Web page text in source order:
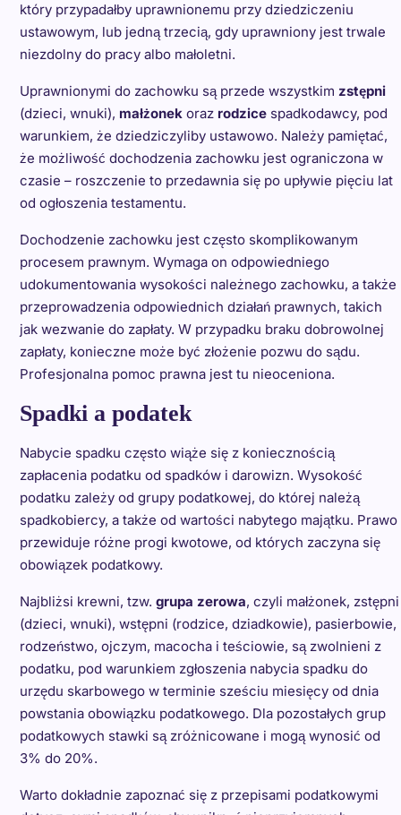
który przypadałby uprawnionemu przy dziedziczeniu
ustawowym, lub jedną trzecią, gdy uprawniony jest trwale
niezdolny do pracy albo małoletni.
Uprawnionymi do zachowku są przede wszystkim zstępni
(dzieci, wnuki), małżonekoraz rodzicespadkodawcy, pod
warunkiem, że dziedziczyliby ustawowo. Należy pamiętać,
że możliwość dochodzenia zachowku jest ograniczona w
czasie – roszczenie to przedawnia się po upływie pięciu lat
od ogłoszenia testamentu.
Dochodzenie zachowku jest często skomplikowanym
procesem prawnym. Wymaga on odpowiedniego
udokumentowania wysokości należnego zachowku, a także
przeprowadzenia odpowiednich działań prawnych, takich
jak wezwanie do zapłaty. W przypadku braku dobrowolnej
zapłaty, konieczne może być złożenie pozwu do sądu.
Profesjonalna pomoc prawna jest tu nieoceniona.
Spadki a podatek
Nabycie spadku często wiąże się z koniecznością
zapłacenia podatku od spadków i darowizn. Wysokość
podatku zależy od grupy podatkowej, do której należą
spadkobiercy, a także od wartości nabytego majątku. Prawo
przewiduje różne progi kwotowe, od których zaczyna się
obowiązek podatkowy.
Najbliżsi krewni, tzw. grupa zerowa, czyli małżonek, zstępni
(dzieci, wnuki), wstępni (rodzice, dziadkowie), pasierbowie,
rodzeństwo, ojczym, macocha i teściowie, są zwolnieni z
podatku, pod warunkiem zgłoszenia nabycia spadku do
urzędu skarbowego w terminie sześciu miesięcy od dnia
powstania obowiązku podatkowego. Dla pozostałych grup
podatkowych stawki są zróżnicowane i mogą wynosić od
3% do 20%.
Warto dokładnie zapoznać się z przepisami podatkowymi